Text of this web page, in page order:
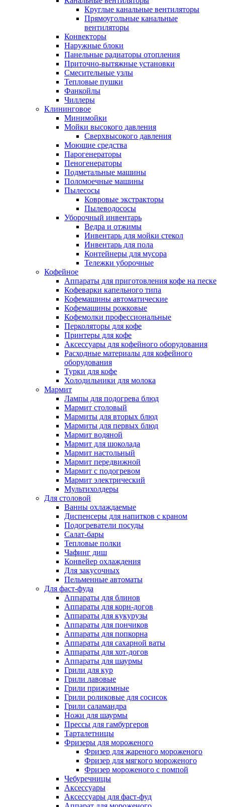
Круглые канальные вентиляторы
Прямоугольные канальные
вентиляторы
Конвекторы
Наружные блоки
Панельные радиаторы отопления
Приточно-вытяжные установки
Смесительные узлы
Тепловые пушки
Фанкойлы
Чиллеры
Клининговое
Минимойки
Мойки высокого давления
Сверхвысокого давления
Моющие средства
Парогенераторы
Пеногенераторы
Подметальные машины
Поломоечные машины
Пылесосы
Ковровые экстракторы
Пылеводососы
Уборочный инвентарь
Ведра и отжимы
Инвентарь для мойки стекол
Инвентарь для пола
Контейнеры для мусора
Тележки уборочные
Кофейное
Аппараты для приготовления кофе на песке
Кофеварки капельного типа
Кофемашины автоматические
Кофемашины рожковые
Кофемолки профессиональные
Перколяторы для кофе
Принтеры для кофе
Аксессуары для кофейного оборудования
Расходные материалы для кофейного
оборудования
Турки для кофе
Холодильники для молока
Мармит
Лампы для подогрева блюд
Мармит столовый
Мармиты для вторых блюд
Мармиты для первых блюд
Мармит водяной
Мармит для шоколада
Мармит настольный
Мармит передвижной
Мармит с подогревом
Мармит электрический
Мультихолдеры
Для столовой
Ванны охлаждаемые
Диспенсеры для напитков с краном
Подогреватели посуды
Салат-бары
Тепловые полки
Чафинг диш
Конвейер охлаждения
Для закусочных
Пельменные автоматы
Для фаст-фуда
Аппараты для блинов
Аппараты для корн-догов
Аппараты для кукурузы
Аппараты для пончиков
Аппараты для попкорна
Аппараты для сахарной ваты
Аппараты для хот-догов
Аппараты для шаурмы
Грили для кур
Грили лавовые
Грили прижимные
Грили роликовые для сосисок
Грили саламандра
Ножи для шаурмы
Прессы для гамбургеров
Тарталетницы
Фризеры для мороженого
Фризер для жареного мороженого
Фризер для мягкого мороженого
Фризер мороженого с помпой
Чебуречницы
Аксессуары
Аксессуары для фаст-фуд